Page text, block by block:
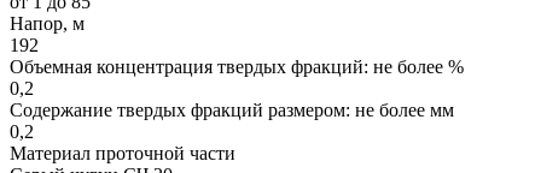
Напор, м
192
Объемная концентрация твердых фракций: не более %
0,2
Содержание твердых фракций размером: не более мм
0,2
Материал проточной части